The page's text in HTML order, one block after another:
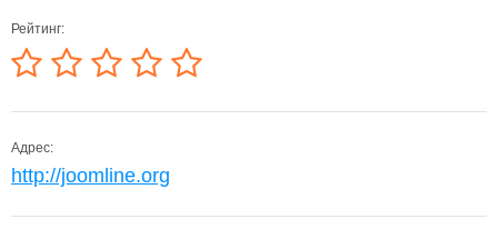
Рейтинг:
Адрес:
http://joomline.org